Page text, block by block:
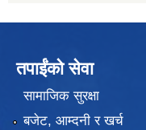
तपाईंको सेवा
सामाजिक सुरक्षा
बजेट, आम्दनी र खर्च